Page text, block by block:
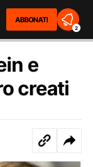
ABBONATI
2
e
creati